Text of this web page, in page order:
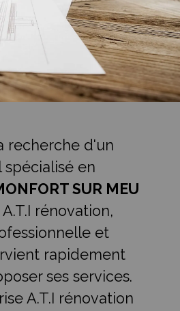
recherche d'un
spécialisé en
SUR MEU
rénovation,
et
rapidement
ses services.
A.T.I rénovation